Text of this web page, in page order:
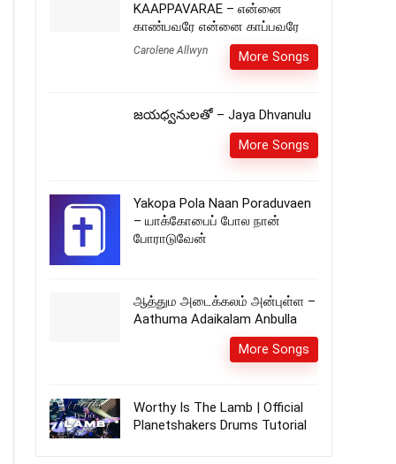
KAAPPAVARAE – என்னை
காண்பவரே என்னை காப்பவரே
Carolene Allwyn More Songs
జయధ్వనులతో – Jaya Dhvanulu
More Songs
Yakopa Pola Naan Poraduvaen
– யாக்கோபைப் போல நான்
போராடுவேன்
ஆத்தும அடைக்கலம் அன்புள்ள –
Aathuma Adaikalam Anbulla
More Songs
Worthy Is The Lamb | Official
Planetshakers Drums Tutorial